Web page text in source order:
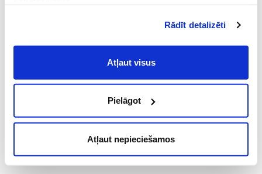
Vispārīgiem vietnes lietošanas
noteikumiem(saīsināti - VVLN).
Rādīt detalizēti
Atļaut visus
Pielāgot
Atļaut nepieciešamos